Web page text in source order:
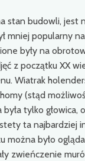
stan budowli, jest
mniej popularny
były na
z początku XX
Wiatrak
(stąd
tylko głowica,
ta najbardziej
można było
zwieńczenie